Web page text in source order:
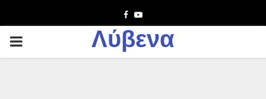
Facebook
Youtube
PRIMARY
Λύβενα